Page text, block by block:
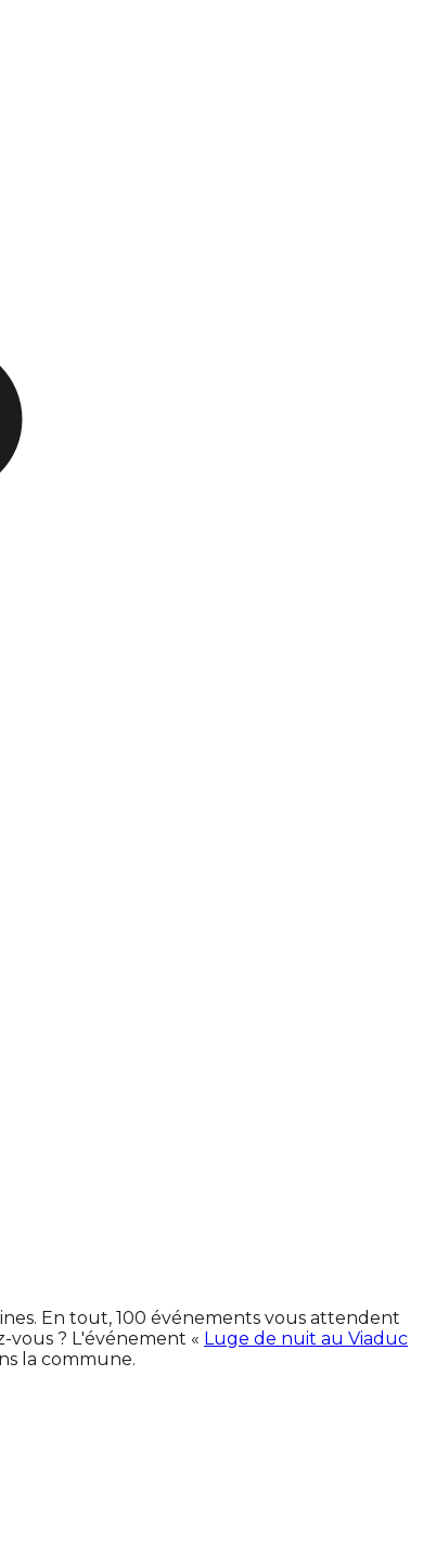
En tout, 100 événements vous attendent
vous ? L'événement « Luge de nuit au Viaduc
la commune.